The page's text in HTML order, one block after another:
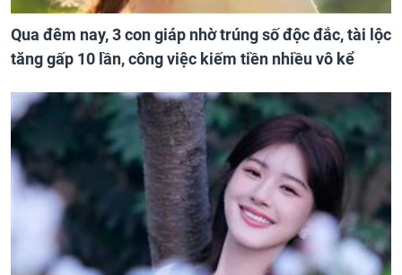
Qua đêm nay, 3 con giáp nhờ trúng số độc đắc, tài lộc
tăng gấp 10 lần, công việc kiếm tiền nhiều vô kể